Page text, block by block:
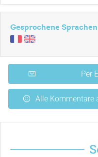
Gesprochene Sprachen
Per
Alle Kommentare